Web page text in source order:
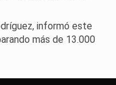
informó este
más de 13.000